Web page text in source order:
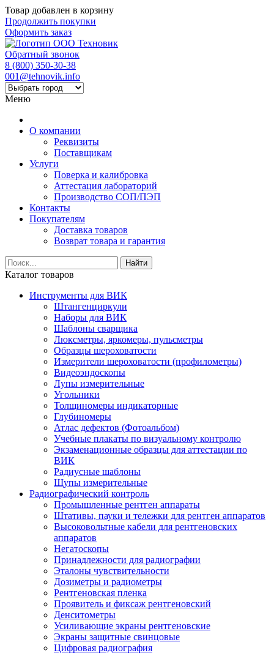
Товар добавлен в корзину
Продолжить покупки
Оформить заказ
Обратный звонок
8 (800) 350-30-38
001@tehnovik.info
Меню
О компании
Реквизиты
Поставщикам
Услуги
Поверка и калибровка
Аттестация лабораторий
Производство СОП/ПЭП
Контакты
Покупателям
Доставка товаров
Возврат товара и гарантия
Найти
Каталог товаров
Инструменты для ВИК
Штангенциркули
Наборы для ВИК
Шаблоны сварщика
Люксметры, яркомеры, пульсметры
Образцы шероховатости
Измерители шероховатости (профилометры)
Видеоэндоскопы
Лупы измерительные
Угольники
Толщиномеры индикаторные
Глубиномеры
Атлас дефектов (Фотоальбом)
Учебные плакаты по визуальному контролю
Экзаменационные образцы для аттестации по
ВИК
Радиусные шаблоны
Щупы измерительные
Радиографический контроль
Промышленные рентген аппараты
Штативы, пауки и тележки для рентген аппаратов
Высоковольтные кабели для рентгеновских
аппаратов
Негатоскопы
Принадлежности для радиографии
Эталоны чувствительности
Дозиметры и радиометры
Рентгеновская пленка
Проявитель и фиксаж рентгеновский
Денситометры
Усиливающие экраны рентгеновские
Экраны защитные свинцовые
Цифровая радиография